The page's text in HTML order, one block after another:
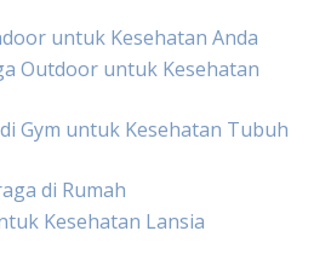
untuk Kesehatan Anda
Outdoor untuk Kesehatan
Gym untuk Kesehatan Tubuh
di Rumah
Kesehatan Lansia